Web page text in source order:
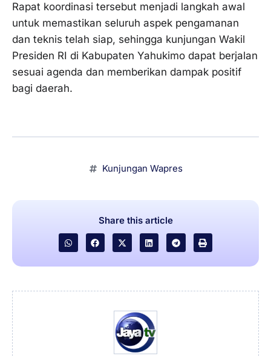
Rapat koordinasi tersebut menjadi langkah awal
untuk memastikan seluruh aspek pengamanan
dan teknis telah siap, sehingga kunjungan Wakil
Presiden RI di Kabupaten Yahukimo dapat berjalan
sesuai agenda dan memberikan dampak positif
bagi daerah.
Kunjungan Wapres
Share this article